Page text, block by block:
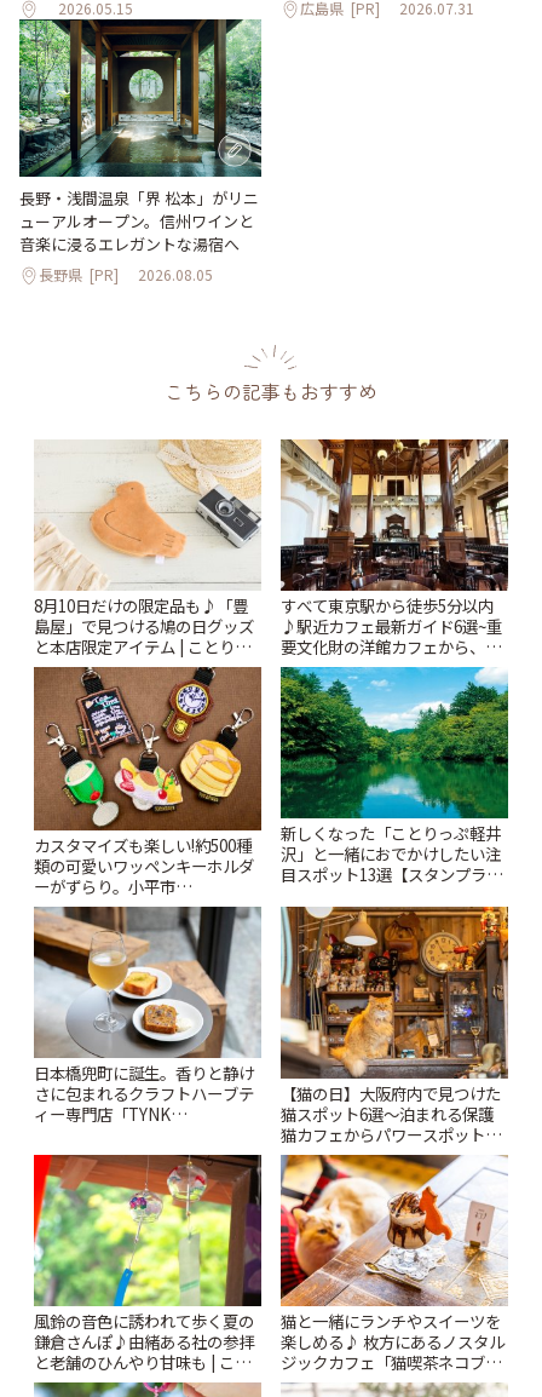
2026.05.15 広島県 [PR] 2026.07.31
長野・浅間温泉「界 松本」がリニ
ューアルオープン。信州ワインと
音楽に浸るエレガントな湯宿へ
長野県 [PR] 2026.08.05
こちらの記事もおすすめ
8月10日だけの限定品も♪「豊
島屋」で見つける鳩の日グッズ
と本店限定アイテム | ことりっ
ぷ
すべて東京駅から徒歩5分以内
♪駅近カフェ最新ガイド6選~重
要文化財の洋館カフェから、改
札すぐのレトロ喫茶まで~ | こと
りっぷ
カスタマイズも楽しい!約500種
類の可愛いワッペンキーホルダ
ーがずらり。小平市
「Kimamaya T&K」 | ことりっ
ぷ
新しくなった「ことりっぷ軽井
沢」と一緒におでかけしたい注
目スポット13選【スタンプラリ
日本橋兜町に誕生。香りと静け
さに包まれるクラフトハーブテ
ィー専門店「TYNK
【猫の日】大阪府内で見つけた
猫スポット6選〜泊まれる保護
猫カフェからパワースポットま
で〜 | ことりっぷ
風鈴の音色に誘われて歩く夏の
鎌倉さんぽ♪由緒ある社の参拝
と老舗のひんやり甘味も | こと
りっぷ
猫と一緒にランチやスイーツを
楽しめる♪ 枚方にあるノスタル
ジックカフェ「猫喫茶ネコブ」
| ことりっぷ